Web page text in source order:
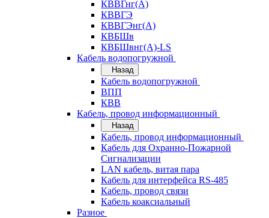
КВВГнг(А)
КВВГЭ
КВВГЭнг(А)
КВБШв
КВБШвнг(А)-LS
Кабель водопогружной
Назад
Кабель водопогружной
ВПП
КВВ
Кабель, провод информационный
Назад
Кабель, провод информационный
Кабель для Охранно-Пожарной
Сигнализации
LAN кабель, витая пара
Кабель для интерфейса RS-485
Кабель, провод связи
Кабель коаксиальный
Разное